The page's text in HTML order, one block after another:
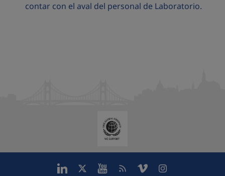
contar con el aval del personal de Laboratorio.